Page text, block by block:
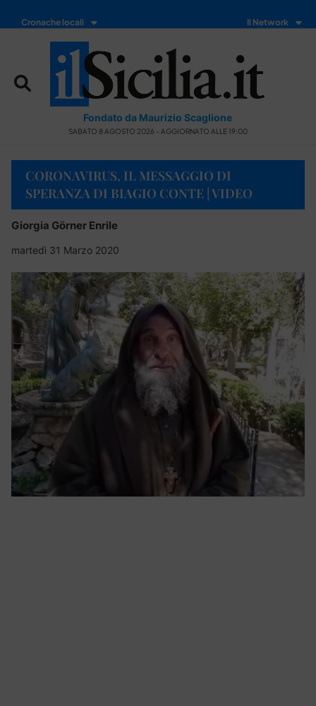
Cronache locali Il Network
Fondato da Maurizio Scaglione
SABATO 8 AGOSTO 2026 - AGGIORNATO ALLE 19:00
CORONAVIRUS, IL MESSAGGIO DI
SPERANZA DI BIAGIO CONTE | VIDEO
Giorgia Görner Enrile
martedì 31 Marzo 2020